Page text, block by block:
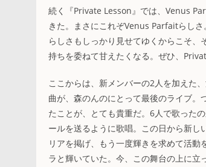
続く『Private Lesson』では、Venus
きた。まさにこれぞVenus Parfaitらし
らしさもしっかり見せてゆくからこそ
持ちを委ねて甘えたくなる。ぜひ、
ここからは、新メンバーの2人を加えた
曲が、森のんのにとって最後のライブ
たことが、とても貴重だ。6人で歌った
ールを送るように歌唱。この日から新
リアを掲げ、もう一度輝きを求めて活
ラと輝いていた。今、この舞台の上に